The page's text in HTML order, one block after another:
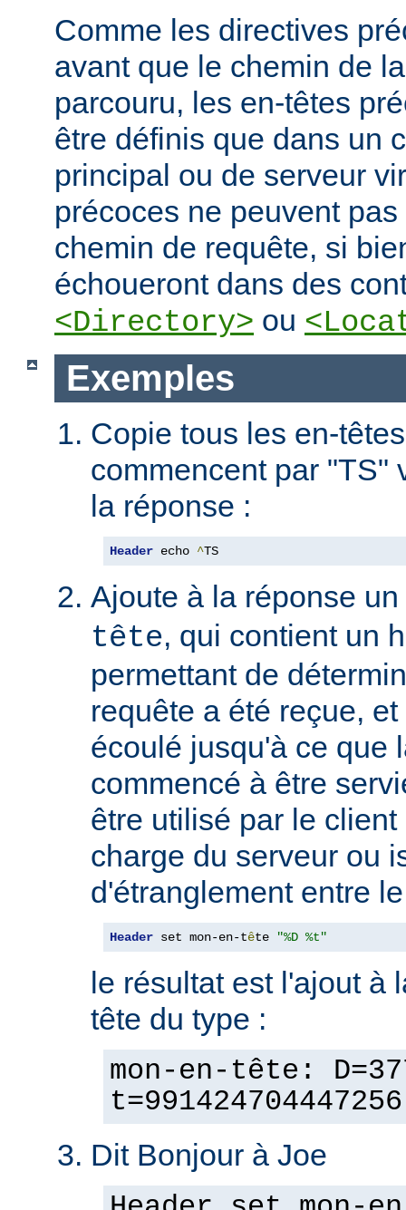
Comme les directives
avant que le chemin de
parcouru, les en-têtes
être définis que dans un
principal ou de serveur
précoces ne peuvent
chemin de requête, si
échoueront dans des
<Directory> ou
Exemples
Copie tous les en-
commencent par "TS"
la réponse :
Header echo ^TS
Ajoute à la réponse
tête, qui contient un
permettant de
requête a été reçue,
écoulé jusqu'à ce que
commencé à être
être utilisé par le
charge du serveur ou
d'étranglement entre
Header set mon-en-tête "%D %t"
le résultat est l'ajout à
tête du type :
mon-en-tête:
t=991424704447256
Dit Bonjour à Joe